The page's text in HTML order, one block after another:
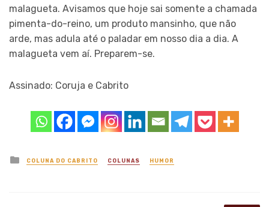
malagueta. Avisamos que hoje sai somente a chamada
pimenta-do-reino, um produto mansinho, que não
arde, mas adula até o paladar em nosso dia a dia. A
malagueta vem aí. Preparem-se.
Assinado: Coruja e Cabrito
Posted
in
COLUNA DO CABRITO COLUNAS HUMOR